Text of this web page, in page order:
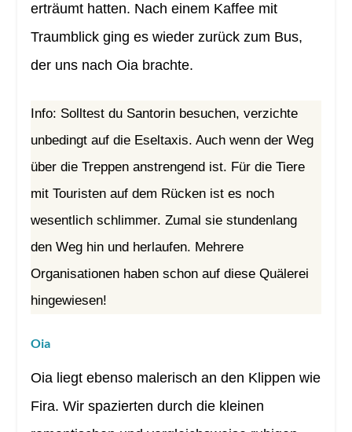
erträumt hatten. Nach einem Kaffee mit
Traumblick ging es wieder zurück zum Bus,
der uns nach Oia brachte.
Info: Solltest du Santorin besuchen, verzichte
unbedingt auf die Eseltaxis. Auch wenn der Weg
über die Treppen anstrengend ist. Für die Tiere
mit Touristen auf dem Rücken ist es noch
wesentlich schlimmer. Zumal sie stundenlang
den Weg hin und herlaufen. Mehrere
Organisationen haben schon auf diese Quälerei
hingewiesen!
Oia
Oia liegt ebenso malerisch an den Klippen wie
Fira. Wir spazierten durch die kleinen